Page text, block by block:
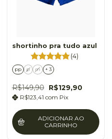
shortinho pra tudo azul
(4)
pp p m + 3
R$149,90 R$129,90
R$123,41 com Pix
ADICIONAR AO
CARRINHO